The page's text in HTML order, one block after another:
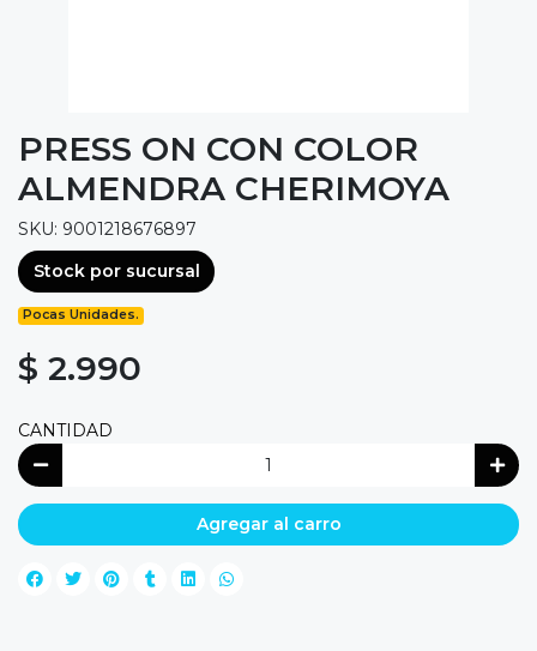
PRESS ON CON COLOR
ALMENDRA CHERIMOYA
SKU: 9001218676897
Stock por sucursal
Pocas Unidades.
$ 2.990
CANTIDAD
Agregar al carro